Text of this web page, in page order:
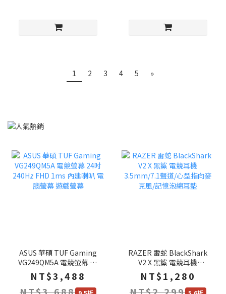
1 2 3 4 5 »
ASUS 華碩 TUF Gaming
VG249QM5A 電競螢幕 24
吋 240Hz FHD 1ms 內建
喇叭 電腦螢幕 遊戲螢幕
NT$3,488
RAZER 雷蛇 BlackShark
V2 X 黑鯊 電競耳機
3.5mm/7.1聲道/心型指向
麥克風/記憶泡綿耳墊
NT$1,280